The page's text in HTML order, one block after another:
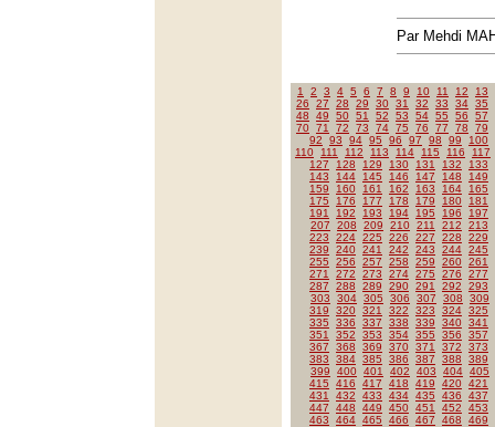
Par Mehdi
1 2 3 4 5 6 7 8 9 10 11 12
13
26
27 28 29 30 31 32 33 34 35
48
49 50 51 52 53 54 55 56
57
70 71 72 73 74 75 76 77 78
79
92
93 94 95 96 97 98 99
100
110
111 112 113 114 115 116
117
127
128 129 130 131 132
133
143
144 145 146 147 148
149
159
160 161 162 163 164
165
175
176 177 178 179 180
181
191
192 193 194 195 196
197
207
208 209 210 211 212
213
223
224 225 226 227 228
229
239
240 241 242 243 244 245
255
256 257 258 259 260 261
271
272 273 274 275 276
277
287
288 289 290 291 292
293
303
304 305 306 307 308
309
319
320 321 322 323 324 325
335
336 337 338 339 340 341
351
352 353 354 355 356
357
367
368 369 370 371 372
373
383
384 385 386 387 388
389
399
400 401 402 403 404 405
415
416 417 418 419 420 421
431
432 433 434 435 436
437
447
448 449 450 451 452
453
463
464 465 466 467 468 469